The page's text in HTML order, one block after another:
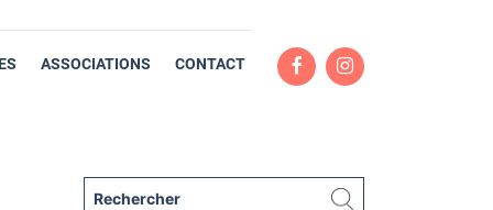
ASSOCIATIONS CONTACT